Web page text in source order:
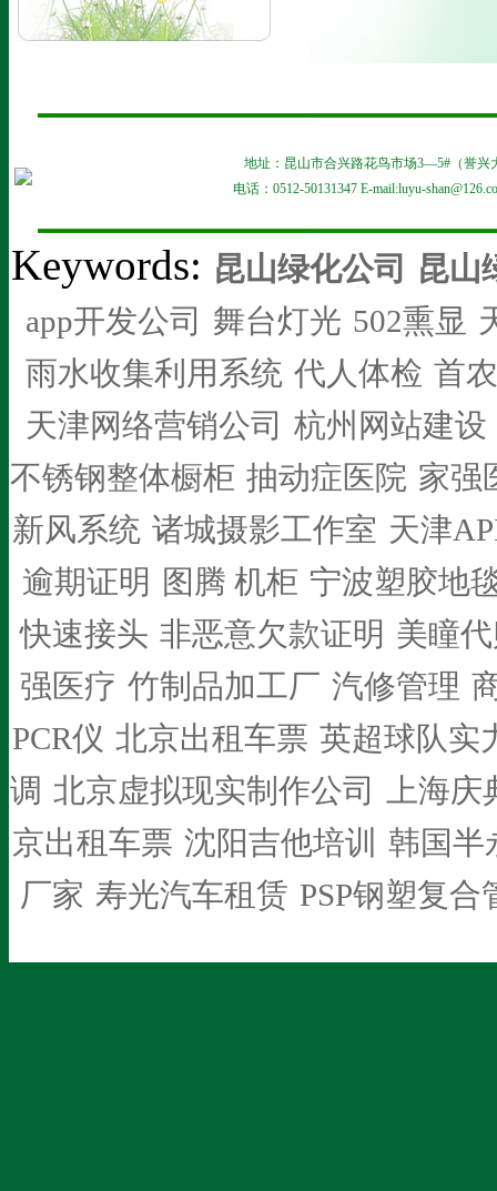
地址：昆山市合兴路花鸟市场3—5#（誉兴
电话：0512-50131347 E-mail:luyu-
Keywords: 昆山绿化公司
昆山
app开发公司 舞台灯光 502熏显
雨水收集利用系统 代人体检 首
天津网络营销公司 杭州网站建设
不锈钢整体橱柜 抽动症医院 家强
新风系统 诸城摄影工作室 天津
逾期证明 图腾 机柜 宁波塑胶地
快速接头 非恶意欠款证明 美瞳
强医疗 竹制品加工厂 汽修管理
PCR仪 北京出租车票 英超球队实
调 北京虚拟现实制作公司
上海
京出租车票 沈阳吉他培训
韩国半
厂家 寿光汽车租赁 PSP钢塑复合